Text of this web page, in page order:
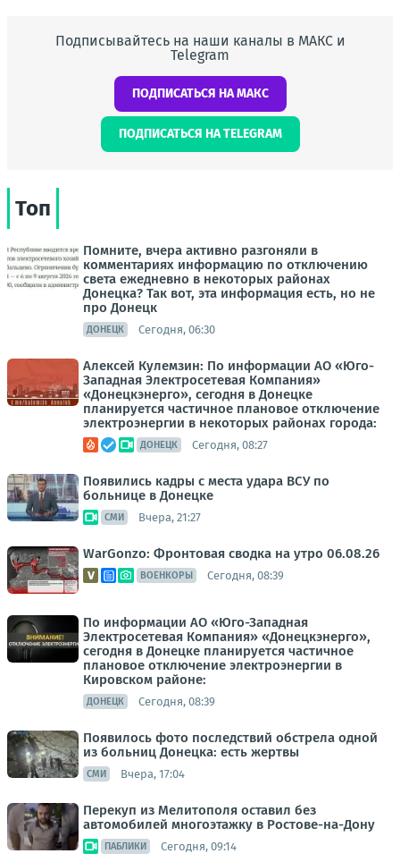
Подписывайтесь на наши каналы в МАКС и
Telegram
ПОДПИСАТЬСЯ НА МАКС
ПОДПИСАТЬСЯ НА TELEGRAM
Топ
Помните, вчера активно разгоняли в
комментариях информацию по отключению
света ежедневно в некоторых районах
Донецка? Так вот, эта информация есть, но не
про Донецк
ДОНЕЦК Сегодня, 06:30
Алексей Кулемзин: По информации АО «Юго-
Западная Электросетевая Компания»
«Донецкэнерго», сегодня в Донецке
планируется частичное плановое отключение
электроэнергии в некоторых районах города:
ДОНЕЦК Сегодня, 08:27
Появились кадры с места удара ВСУ по
больнице в Донецке
СМИ Вчера, 21:27
WarGonzo: Фронтовая сводка на утро 06.08.26
ВОЕНКОРЫ Сегодня, 08:39
По информации АО «Юго-Западная
Электросетевая Компания» «Донецкэнерго»,
сегодня в Донецке планируется частичное
плановое отключение электроэнергии в
Кировском районе:
ДОНЕЦК Сегодня, 08:39
Появилось фото последствий обстрела одной
из больниц Донецка: есть жертвы
СМИ Вчера, 17:04
Перекуп из Мелитополя оставил без
автомобилей многоэтажку в Ростове-на-Дону
ПАБЛИКИ Сегодня, 09:14